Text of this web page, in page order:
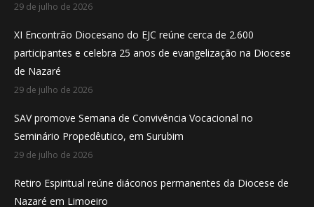
29 de julho de 2026
XI Encontrão Diocesano do EJC reúne cerca de 2.600
participantes e celebra 25 anos de evangelização na Diocese
de Nazaré
29 de julho de 2026
SAV promove Semana de Convivência Vocacional no
Seminário Propedêutico, em Surubim
29 de julho de 2026
Retiro Espiritual reúne diáconos permanentes da Diocese de
Nazaré em Limoeiro